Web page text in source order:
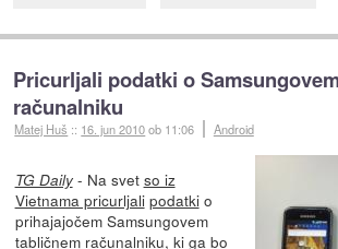
Pricurljali podatki o
računalniku
Matej Huš :: 16. jun 2010ob 11:06 Android
TG Daily- Na svet so iz
Vietnama pricurljali podatkio
prihajajočem Samsungovem
tabličnem računalniku, ki ga bo